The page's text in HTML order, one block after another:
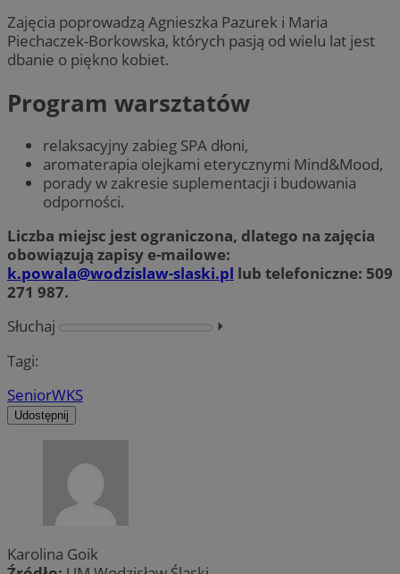
Zajęcia poprowadzą Agnieszka Pazurek i Maria
Piechaczek-Borkowska, których pasją od wielu lat jest
dbanie o piękno kobiet.
Program warsztatów
relaksacyjny zabieg SPA dłoni,
aromaterapia olejkami eterycznymi Mind&Mood,
porady w zakresie suplementacji i budowania
odporności.
Liczba miejsc jest ograniczona, dlatego na zajęcia
obowiązują zapisy e-mailowe:
k.powala@wodzislaw-slaski.pl lub telefoniczne: 509
271 987.
Słuchaj
⏵︎
Tagi:
SeniorWKS
Udostępnij
Karolina Goik